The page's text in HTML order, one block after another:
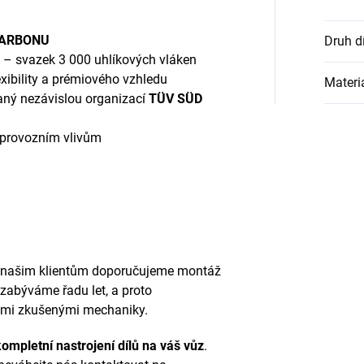
– svazek 3 000 uhlíkových vláken
a prémiového vzhledu
nezávislou organizací TÜV SÜD
vlivům
klientům doporučujeme montáž
řadu let, a proto
zkušenými mechaniky.
nastrojení dílů na váš vůz.
Druh